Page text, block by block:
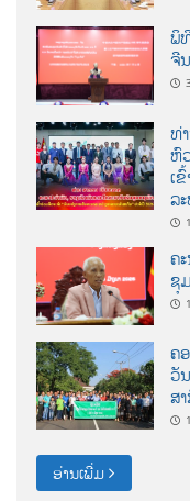
ພິ
ຈີ
ທ່
ຫົ
ເ
ລ
ຄ
ຊຸ
ຄ
ວັ
ສ
ອ່ານເພີ່ມ